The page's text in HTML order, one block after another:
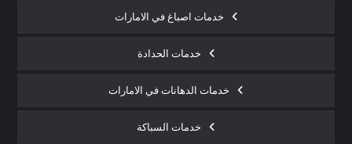
خدمات اصباغ في الامارات
خدمات الحدادة
خدمات الدهانات في الامارات
خدمات السباكة